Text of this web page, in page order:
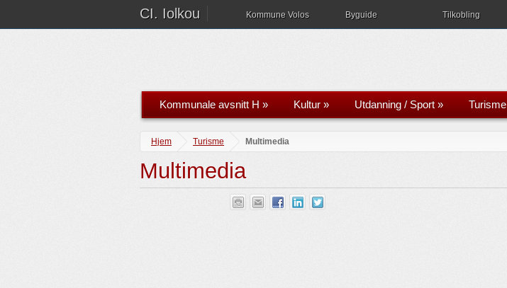
CI. Iolkou Kommune Volos Byguide Tilkobling
Kommunale avsnitt H » Kultur » Utdanning / Sport » Turisme
Hjem Turisme Multimedia
Multimedia